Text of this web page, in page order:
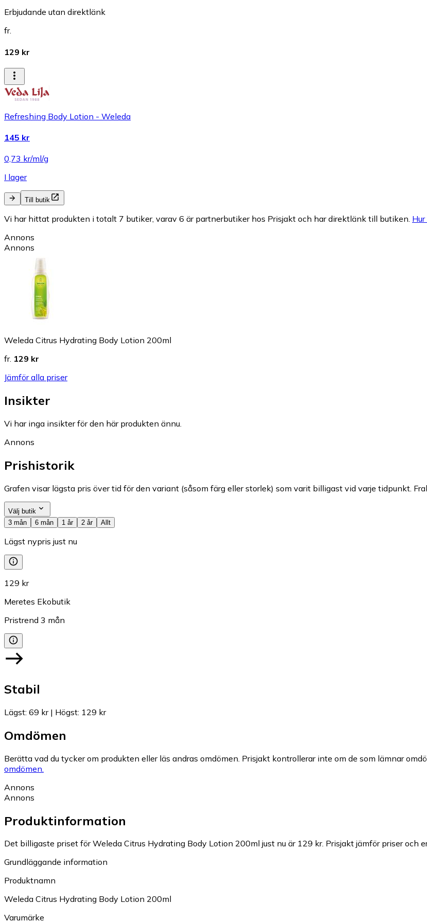
Erbjudande utan direktlänk
fr.
129 kr
Refreshing Body Lotion - Weleda
145 kr
0,73 kr/ml/g
I lager
Till butik
Vi har hittat produkten i totalt 7 butiker, varav 6 är partnerbutiker hos Prisjakt och har direktlänk till butiken.
Annons
Annons
Weleda Citrus Hydrating Body Lotion 200ml
fr. 129 kr
Jämför alla priser
Insikter
Vi har inga insikter för den här produkten ännu.
Annons
Prishistorik
Grafen visar lägsta pris över tid för den variant (såsom färg eller storlek) som varit billigast vid varje tidpunkt.
Välj butik
3 mån
6 mån 1 år 2 år Allt
Lägst nypris just nu
129 kr
Meretes Ekobutik
Pristrend 3 mån
Stabil
Lägst: 69 kr| Högst: 129 kr
Omdömen
Berätta vad du tycker om produkten eller läs andras omdömen. Prisjakt kontrollerar inte om de som lämnar
omdömen.
Annons
Annons
Produktinformation
Det billigaste priset för Weleda Citrus Hydrating Body Lotion 200ml just nu är 129 kr. Prisjakt jämför priser och
Grundläggande information
Produktnamn
Weleda Citrus Hydrating Body Lotion 200ml
Varumärke